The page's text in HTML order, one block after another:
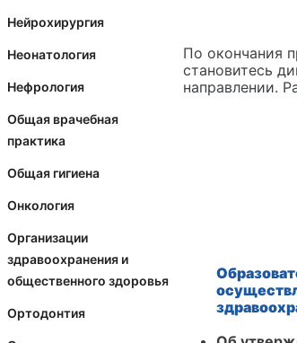
Нейрохирургия
Неонатология
Нефрология
Общая врачебная
практика
Общая гигиена
Онкология
Организации
здравоохранения и
общественного здоровья
Ортодонтия
По окончания
становитесь
направлении.